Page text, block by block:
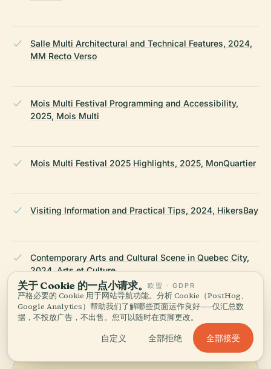
Salle Multi Architectural and Technical Features, 2024,
MM Recto Verso
Mois Multi Festival Programming and Accessibility,
2025, Mois Multi
Mois Multi Festival 2025 Highlights, 2025, MonQuartier
Visiting Information and Practical Tips, 2024, HikersBay
Contemporary Arts and Cultural Scene in Quebec City,
2024, Arts et Culture
最后审核： AUGUST 2025
基于 Wikidata、维基百科与官方来源调研 · 经过事实核查 ·我们如
何制作导览 →
关于 Cookie 的一点小请求。欧盟 · GDPR
严格必要的 Cookie 用于网站导航功能。分析 Cookie（PostHog、
Google Analytics）帮助我们了解哪些页面运作良好——仅汇总数
据，不投放广告，不出售。您可以随时在页脚更改。
自定义 全部拒绝 全部接受